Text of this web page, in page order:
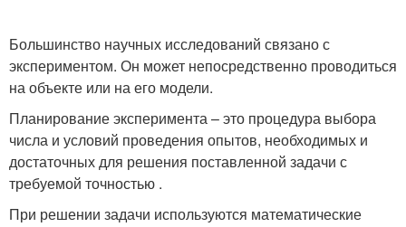
Большинство научных исследований связано с
экспериментом. Он может непосредственно проводиться
на объекте или на его модели.
Планирование эксперимента – это процедура выбора
числа и условий проведения опытов, необходимых и
достаточных для решения поставленной задачи с
требуемой точностью .
При решении задачи используются математические